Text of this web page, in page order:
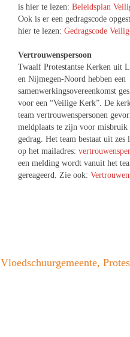
is hier te lezen: Beleidsplan
Ook is er een gedragscode
hier te lezen: Gedragscode
Vertrouwenspersoon
Twaalf Protestantse Kerken uit
en Nijmegen-Noord hebben een
samenwerkingsovereenkomst
voor een “Veilige Kerk”. De
team vertrouwenspersonen
meldplaats te zijn voor misbruik
gedrag. Het team bestaat uit
op het mailadres:
een melding wordt vanuit het
gereageerd. Zie ook:
Vloedschuurgemeente,